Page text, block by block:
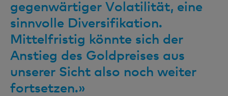
gegenwärtiger Volatilität, eine
sinnvolle Diversifikation.
Mittelfristig könnte sich der
Anstieg des Goldpreises aus
unserer Sicht also noch weiter
fortsetzen.»